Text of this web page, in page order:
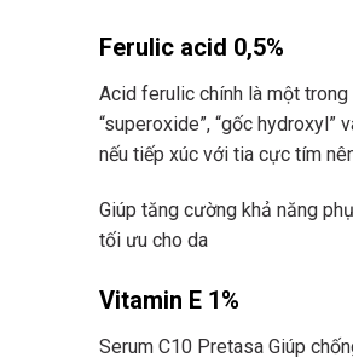
Ferulic acid 0,5%
Acid ferulic chính là một
“superoxide”, “gốc hydroxyl”
nếu tiếp xúc với tia cực tím
Giúp tăng cường khả năng
tối ưu cho da
Vitamin E 1%
Serum C10 Pretasa Giúp